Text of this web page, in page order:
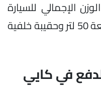
الوزن الإجمالي للسيارة
1409 كجم مع خزان وقود سعة 50 لتر وحقيبة خلفية
في كايي